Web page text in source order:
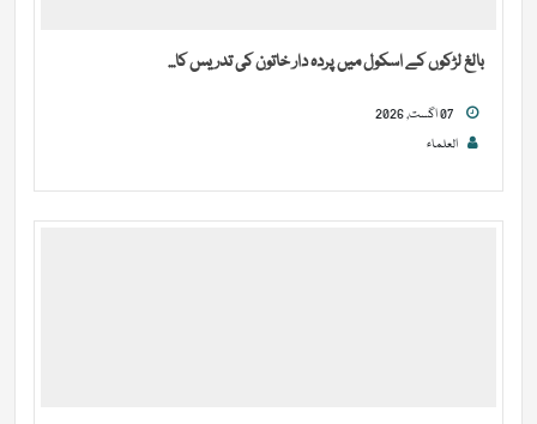
بالغ لڑکوں کے اسکول میں پردہ دار خاتون کی تدریس کا...
العلماء